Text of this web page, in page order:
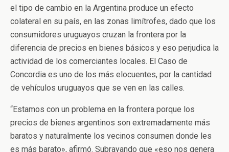
el tipo de cambio en la Argentina produce un efecto
colateral en su país, en las zonas limítrofes, dado que los
consumidores uruguayos cruzan la frontera por la
diferencia de precios en bienes básicos y eso perjudica la
actividad de los comerciantes locales. El Caso de
Concordia es uno de los más elocuentes, por la cantidad
de vehículos uruguayos que se ven en las calles.
“Estamos con un problema en la frontera porque los
precios de bienes argentinos son extremadamente más
baratos y naturalmente los vecinos consumen donde les
es más barato», afirmó. Subrayando que «eso nos genera